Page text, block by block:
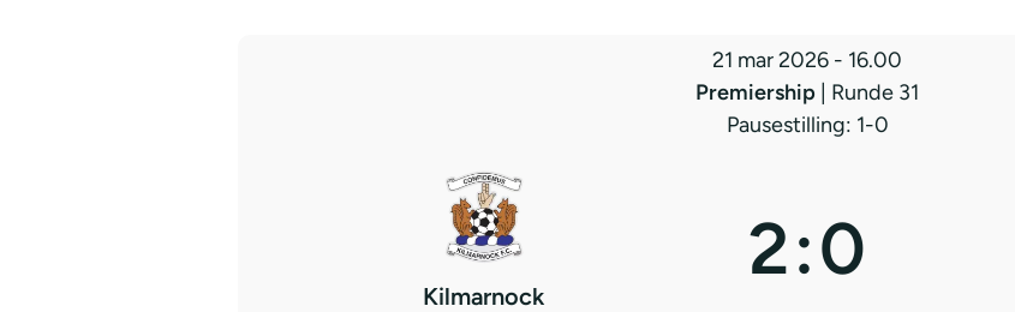
21 mar 2026 - 16.00
Premiership
| Runde 31
Pausestilling: 1-0
Kilmarnock
2:0